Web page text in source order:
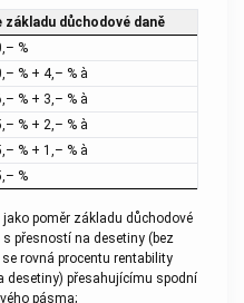
základu důchodové daně
%
% + 4,– % à
% + 3,– % à
% + 2,– % à
% + 1,– % à
%
poměr základu důchodové
přesností na desetiny (bez
rovná procentu rentability
desetiny) přesahujícímu spodní
pásma;